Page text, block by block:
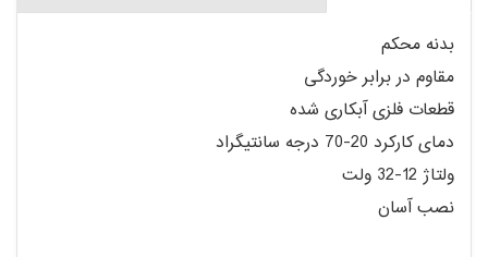
بدنه محکم
مقاوم در برابر خوردگی
قطعات فلزی آبکاری شده
دمای کارکرد 20-70 درجه سانتیگراد
ولتاژ 12-32 ولت
نصب آسان